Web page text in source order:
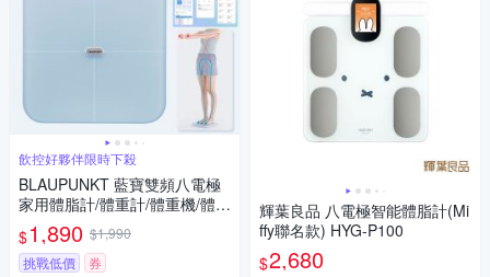
飲控好夥伴限時下殺
BLAUPUNKT 藍寶雙頻八電極
家用體脂計/體重計/體重機/體脂
機 BPH-ME01W 充電式/56項
健康數據
$1,890 $1,990
挑戰低價
券
輝葉良品 八電極智能體脂計(Mi
ffy聯名款) HYG-P100
$2,680